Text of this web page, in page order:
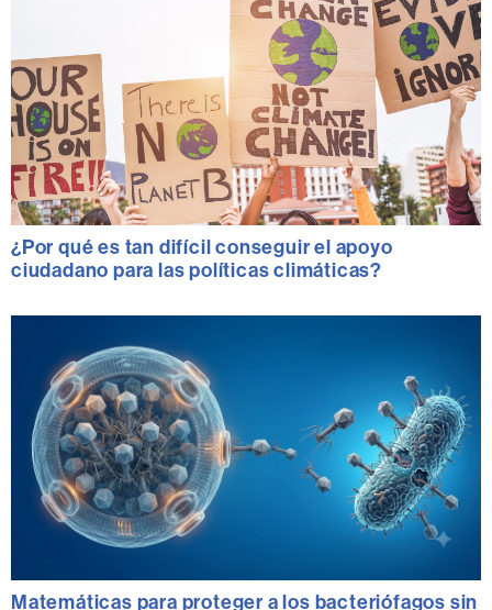
¿Por qué es tan difícil conseguir el apoyo
ciudadano para las políticas climáticas?
Matemáticas para proteger a los bacteriófagos sin